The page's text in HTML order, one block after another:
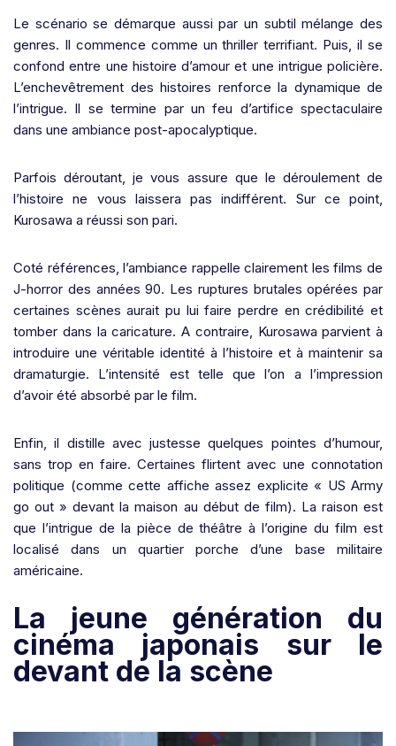
Le scénario se démarque aussi par un subtil mélange des
genres. Il commence comme un thriller terrifiant. Puis, il se
confond entre une histoire d’amour et une intrigue policière.
L’enchevêtrement des histoires renforce la dynamique de
l’intrigue. Il se termine par un feu d’artifice spectaculaire
dans une ambiance post-apocalyptique.
Parfois déroutant, je vous assure que le déroulement de
l’histoire ne vous laissera pas indifférent. Sur ce point,
Kurosawa a réussi son pari.
Coté références, l’ambiance rappelle clairement les films de
J-horror des années 90. Les ruptures brutales opérées par
certaines scènes aurait pu lui faire perdre en crédibilité et
tomber dans la caricature. A contraire, Kurosawa parvient à
introduire une véritable identité à l’histoire et à maintenir sa
dramaturgie. L’intensité est telle que l’on a l’impression
d’avoir été absorbé par le film.
Enfin, il distille avec justesse quelques pointes d’humour,
sans trop en faire. Certaines flirtent avec une connotation
politique (comme cette affiche assez explicite « US Army
go out » devant la maison au début de film). La raison est
que l’intrigue de la pièce de théâtre à l’origine du film est
localisé dans un quartier porche d’une base militaire
américaine.
La jeune génération du
cinéma japonais sur le
devant de la scène